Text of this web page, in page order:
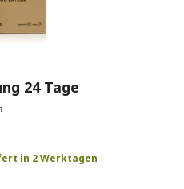
24 Tage
in 2 Werktagen